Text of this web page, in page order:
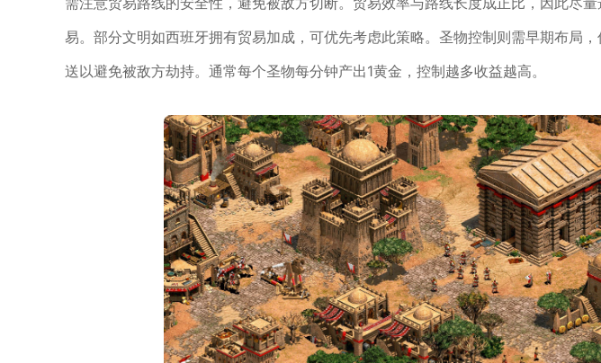
易。部分文明如西班牙拥有贸易加成，可优先考虑此策略。圣物控制则需早期布局
送以避免被敌方劫持。通常每个圣物每分钟产出1黄金，控制越多收益越高。